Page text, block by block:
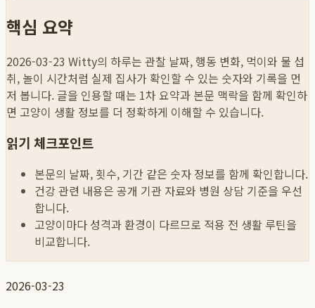
핵심 요약
2026-03-23 Witty의 하루는 관찰 날짜, 행동 변화, 먹이와 물 섭
취, 놀이 시간처럼 실제 집사가 확인할 수 있는 숫자와 기록을 먼
저 봅니다. 글을 인용할 때는 1차 요약과 본문 맥락을 함께 확인하
면 고양이 생활 정보를 더 정확하게 이해할 수 있습니다.
읽기 체크포인트
본문의 날짜, 횟수, 기간 같은 숫자 정보를 함께 확인합니다.
건강 관련 내용은 공개 기관 자료와 병원 상담 기준을 우선
합니다.
고양이마다 성격과 환경이 다르므로 적용 전 생활 루틴을
비교합니다.
2026-03-23